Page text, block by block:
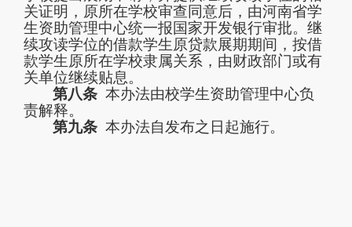
关证明，原所在学校审查同意后，由河南省学
生资助管理中心统一报国家开发银行审批。继
续攻读学位的借款学生原贷款展期期间，按借
款学生原所在学校隶属关系，由财政部门或有
关单位继续贴息。
第八条 本办法由校学生资助管理中心负
责解释。
第九条 本办法自发布之日起施行。